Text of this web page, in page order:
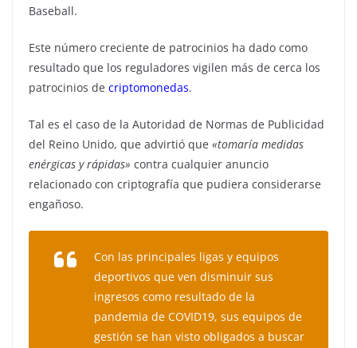
Baseball.
Este número creciente de patrocinios ha dado como
resultado que los reguladores vigilen más de cerca los
patrocinios de criptomonedas.
Tal es el caso de la Autoridad de Normas de Publicidad
del Reino Unido, que advirtió que «tomaría medidas
enérgicas y rápidas» contra cualquier anuncio
relacionado con criptografía que pudiera considerarse
engañoso.
Con las principales ligas y equipos
deportivos que ven disminuir sus
ingresos como resultado de la
pandemia de COVID19, sus equipos de
gestión se han visto obligados a buscar